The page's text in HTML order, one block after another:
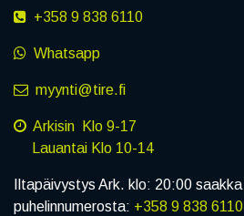
+358 9 838 6110
Whatsapp
myynti@tire.fi
Arkisin Klo 9-17
Lauantai Klo 10-14
Iltapäivystys Ark. klo: 20:00 saakka
puhelinnumerosta: +358 9 838 6110